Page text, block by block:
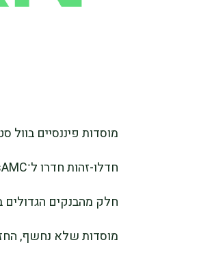
מוסדות פיננסיים
חלק מהבנקים
מוסדות שלא נחשף,